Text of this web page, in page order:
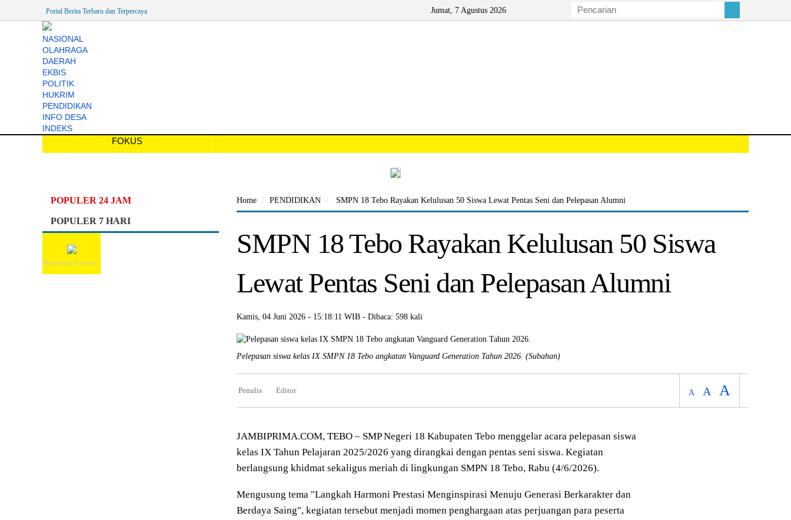
Portal Berita Terbaru dan Terpercaya Jumat, 7 Agustus 2026
NASIONAL
OLAHRAGA
DAERAH
EKBIS
POLITIK
HUKRIM
PENDIDIKAN
INFO DESA
INDEKS
FOKUS
POPULER 24 JAM
POPULER 7 HARI
Requesting Content...
Home PENDIDIKAN SMPN 18 Tebo Rayakan Kelulusan 50 Siswa Lewat Pentas Seni dan Pelepasan Alumni
SMPN 18 Tebo Rayakan Kelulusan 50 Siswa
Lewat Pentas Seni dan Pelepasan Alumni
Kamis, 04 Juni 2026 - 15:18:11 WIB - Dibaca: 598 kali
Pelepasan siswa kelas IX SMPN 18 Tebo angkatan Vanguard Generation Tahun 2026. (Subahan)
Penulis Editor A A A
JAMBIPRIMA.COM, TEBO – SMP Negeri 18 Kabupaten Tebo menggelar acara pelepasan siswa
kelas IX Tahun Pelajaran 2025/2026 yang dirangkai dengan pentas seni siswa. Kegiatan
berlangsung khidmat sekaligus meriah di lingkungan SMPN 18 Tebo, Rabu (4/6/2026).
Mengusung tema "Langkah Harmoni Prestasi Menginspirasi Menuju Generasi Berkarakter dan
Berdaya Saing", kegiatan tersebut menjadi momen penghargaan atas perjuangan para peserta